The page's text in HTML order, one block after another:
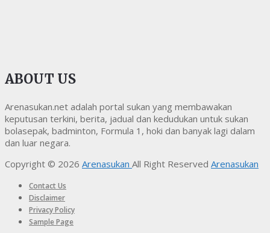
ABOUT US
Arenasukan.net adalah portal sukan yang membawakan
keputusan terkini, berita, jadual dan kedudukan untuk sukan
bolasepak, badminton, Formula 1, hoki dan banyak lagi dalam
dan luar negara.
Copyright © 2026 Arenasukan All Right Reserved Arenasukan
Contact Us
Disclaimer
Privacy Policy
Sample Page